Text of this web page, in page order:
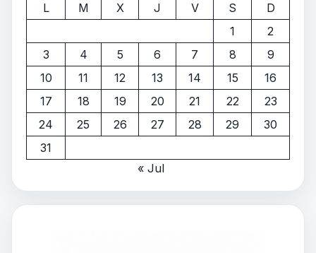
L
M X J V S
D
1
2
3
4 5 6 7 8
9
10
11 12 13 14 15
16
17
18 19 20 21 22
23
24
25 26 27 28 29
30
31
« Jul